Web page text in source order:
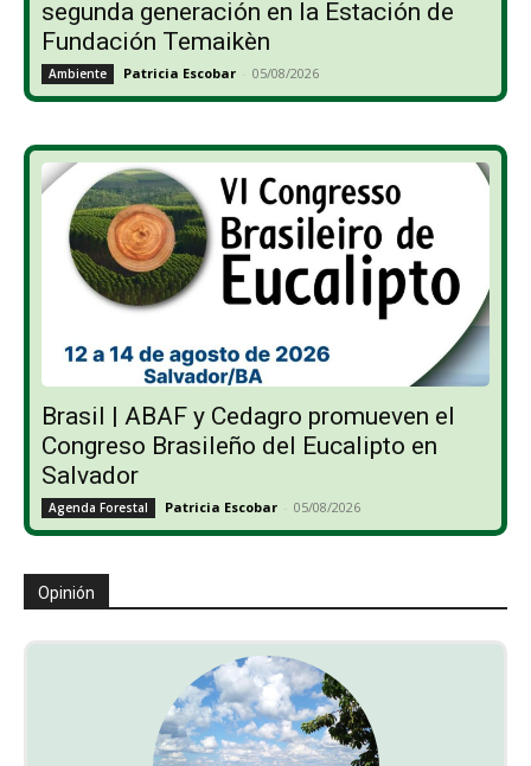
segunda generación en la Estación de
Fundación Temaikèn
Ambiente Patricia Escobar - 05/08/2026
Brasil | ABAF y Cedagro promueven el
Congreso Brasileño del Eucalipto en
Salvador
Agenda Forestal Patricia Escobar - 05/08/2026
Opinión